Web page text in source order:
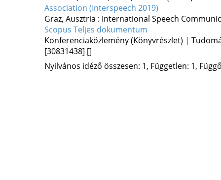
Association (Interspeech 2019)
Graz, Ausztria : International Speech
Scopus Teljes dokumentum
Konferenciaközlemény (Könyvrészlet) |
[30831438] []
Nyilvános idéző összesen: 1, Független: 1,